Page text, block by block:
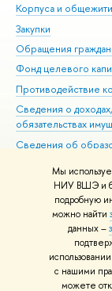
Мы
НИУ ВШЭ и
подробную
можно найти
данных –
с нашими
можете
Корпуса и
Закупки
Обращения
Фонд целевого
Противодействие
Сведения о
обязательствах
Сведения об
Людям с
Единая платежная
Работа в Вышке
© НИУ ВШЭ
материалов
Шрифты HSE Sans и